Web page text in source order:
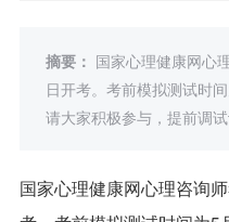
摘要： 国家心理健康网心
日开考。考前模拟测试时
请大家积极参与，提前调
国家心理健康网心理咨询